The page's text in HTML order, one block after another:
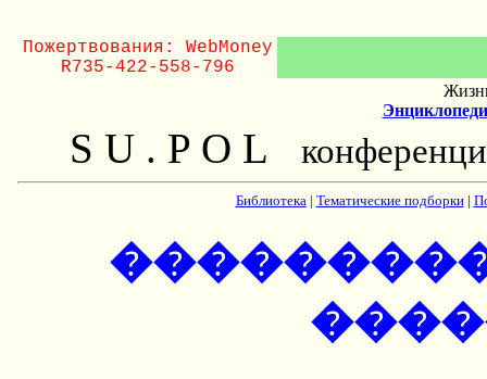
Пожертвования: WebMoney
R735-422-558-796
S U . P O L
Библиотека| Тематические подборки|